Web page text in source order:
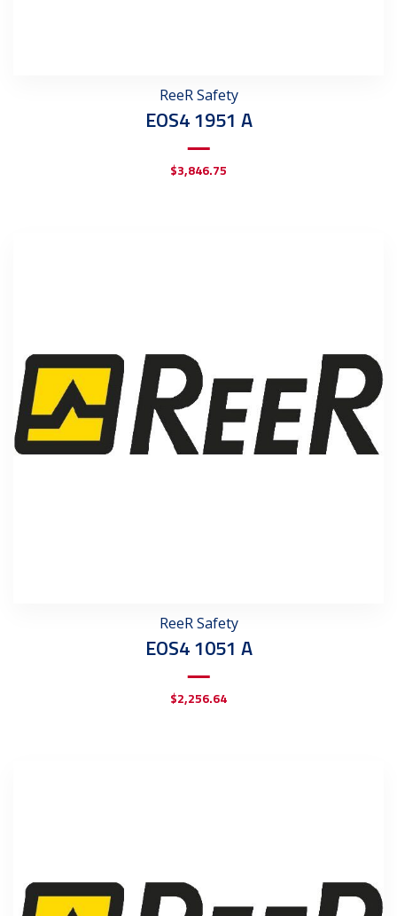
ReeR Safety
EOS4 1951 A
$3,846.75
ReeR Safety
EOS4 1051 A
$2,256.64